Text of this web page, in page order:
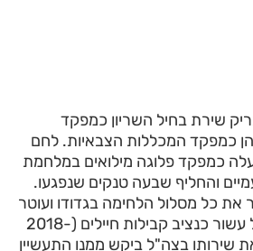
שירת בחיל השריון כמפקד
כמפקד המכללות הצבאיות. לחם
כמפקד פלוגה מילואים במלחמת
והחליף שבעה טנקים שנפגעו.
את כל מסלול הלחימה בגדודו ועוטר
בעיטור העוז. כיהן מעל עשור כנציב קבילות חיילים (2018-
את שירותו בצה"ל ביקש ממנו התעשיין